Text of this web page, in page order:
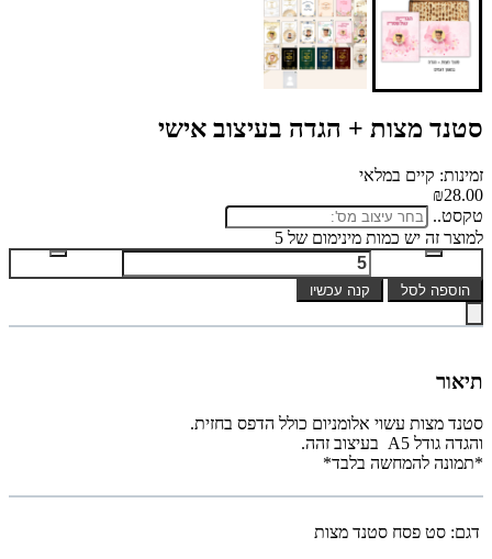
סטנד מצות + הגדה בעיצוב אישי
זמינות: קיים במלאי
₪28.00
טקסט..
למוצר זה יש כמות מינימום של 5
הוספה לסל קנה עכשיו
תיאור
סטנד מצות עשוי אלומניום כולל הדפס בחזית.
והגדה גודל A5 בעיצוב זהה.
*תמונה להמחשה בלבד*
דגם: סט פסח סטנד מצות